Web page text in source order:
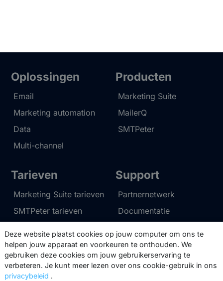
Oplossingen
Email
Marketing automation
Data
Multi-channel
Producten
Marketing Suite
MailerQ
SMTPeter
Tarieven
Marketing Suite tarieven
SMTPeter tarieven
Support
Partnernetwerk
Documentatie
Stuur een ticket
Over ons Copernica BV
Deze website plaatst cookies op jouw computer om ons te
helpen jouw apparaat en voorkeuren te onthouden. We
gebruiken deze cookies om jouw gebruikerservaring te
verbeteren. Je kunt meer lezen over ons cookie-gebruik in ons
privacybeleid .